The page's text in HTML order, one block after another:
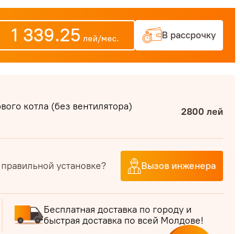
1 339.25 лей/мес. В рассрочку
котла (без вентилятора)
2800 лей
установке? Вызов инженера
Бесплатная доставка по городу и
быстрая доставка по всей Молдове!